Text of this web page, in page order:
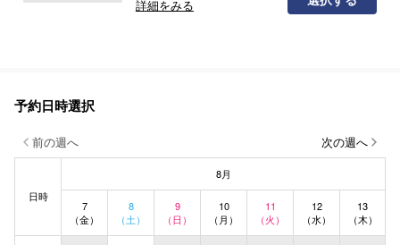
詳細をみる
予約日時選択
前の週へ 次の週へ
日時
8月
7
（金）
8
（土）
9
（日）
10
（月）
11
（火）
12
（水）
13
（木）